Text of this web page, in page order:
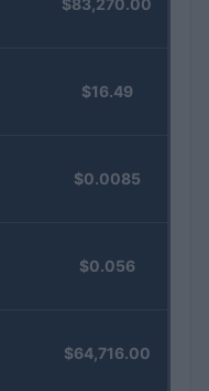
$16.49
$0.0085
$0.056
$64,716.00